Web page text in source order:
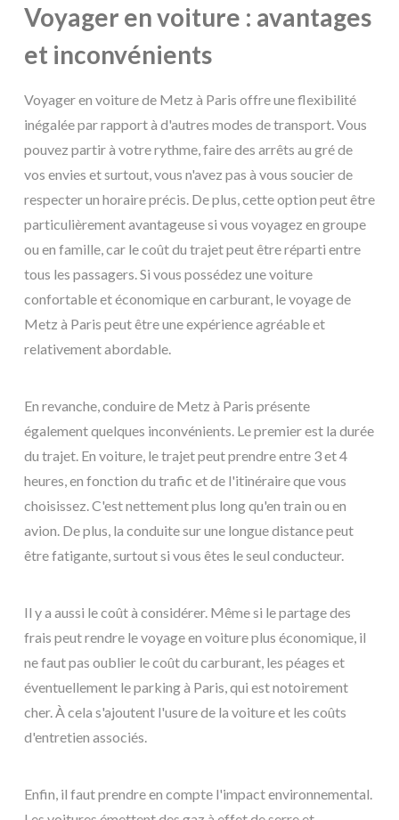
Voyager en voiture : avantages
et inconvénients
Voyager en voiture de Metz à Paris offre une flexibilité
inégalée par rapport à d'autres modes de transport. Vous
pouvez partir à votre rythme, faire des arrêts au gré de
vos envies et surtout, vous n'avez pas à vous soucier de
respecter un horaire précis. De plus, cette option peut être
particulièrement avantageuse si vous voyagez en groupe
ou en famille, car le coût du trajet peut être réparti entre
tous les passagers. Si vous possédez une voiture
confortable et économique en carburant, le voyage de
Metz à Paris peut être une expérience agréable et
relativement abordable.
En revanche, conduire de Metz à Paris présente
également quelques inconvénients. Le premier est la durée
du trajet. En voiture, le trajet peut prendre entre 3 et 4
heures, en fonction du trafic et de l'itinéraire que vous
choisissez. C'est nettement plus long qu'en train ou en
avion. De plus, la conduite sur une longue distance peut
être fatigante, surtout si vous êtes le seul conducteur.
Il y a aussi le coût à considérer. Même si le partage des
frais peut rendre le voyage en voiture plus économique, il
ne faut pas oublier le coût du carburant, les péages et
éventuellement le parking à Paris, qui est notoirement
cher. À cela s'ajoutent l'usure de la voiture et les coûts
d'entretien associés.
Enfin, il faut prendre en compte l'impact environnemental.